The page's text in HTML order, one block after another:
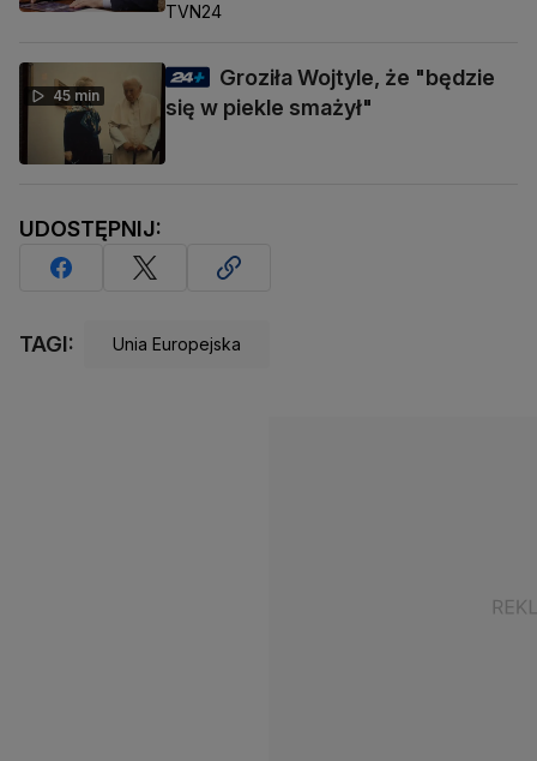
TVN24
45 min
Groziła Wojtyle, że "będzie
się w piekle smażył"
UDOSTĘPNIJ:
TAGI: Unia Europejska